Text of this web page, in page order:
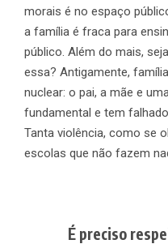
morais é no espaço
a família é fraca para
público. Além do mais,
essa? Antigamente,
nuclear: o pai, a mãe e
fundamental e tem
Tanta violência, como se
escolas que não fazem
É preciso